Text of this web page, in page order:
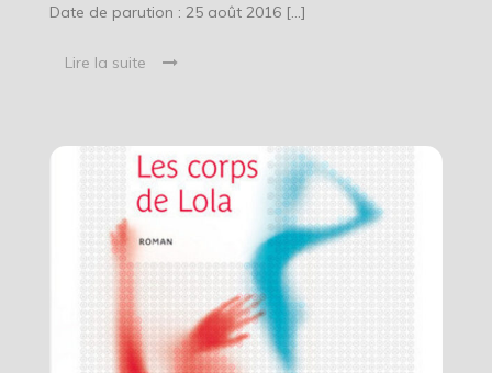
Date de parution : 25 août 2016 […]
Lire la suite